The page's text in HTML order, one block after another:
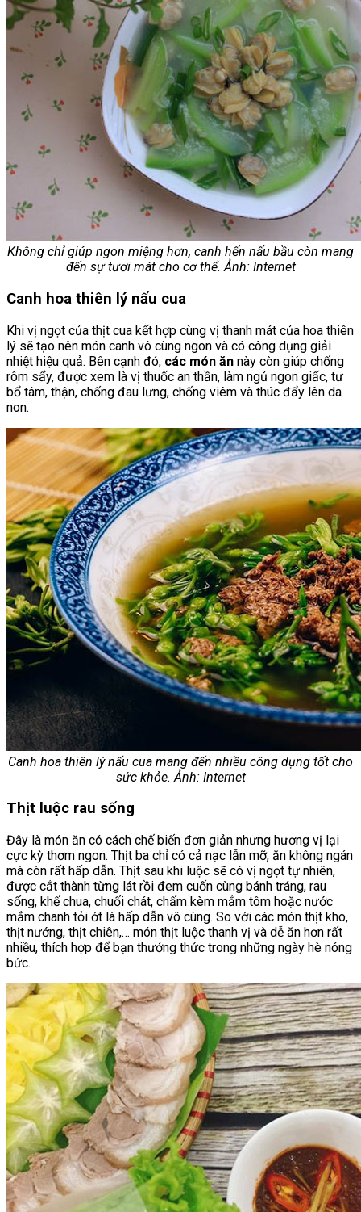
Không chỉ giúp ngon miệng hơn, canh hến nấu bầu còn mang
đến sự tươi mát cho cơ thể. Ảnh: Internet
Canh hoa thiên lý nấu cua
Khi vị ngọt của thịt cua kết hợp cùng vị thanh mát của hoa thiên
lý sẽ tạo nên món canh vô cùng ngon và có công dụng giải
nhiệt hiệu quả. Bên cạnh đó, các món ăn này còn giúp chống
rôm sẩy, được xem là vị thuốc an thần, làm ngủ ngon giấc, tư
bổ tâm, thận, chống đau lưng, chống viêm và thúc đẩy lên da
non.
Canh hoa thiên lý nấu cua mang đến nhiều công dụng tốt cho
sức khỏe. Ảnh: Internet
Thịt luộc rau sống
Đây là món ăn có cách chế biến đơn giản nhưng hương vị lại
cực kỳ thơm ngon. Thịt ba chỉ có cả nạc lẫn mỡ, ăn không ngán
mà còn rất hấp dẫn. Thịt sau khi luộc sẽ có vị ngọt tự nhiên,
được cắt thành từng lát rồi đem cuốn cùng bánh tráng, rau
sống, khế chua, chuối chát, chấm kèm mắm tôm hoặc nước
mắm chanh tỏi ớt là hấp dẫn vô cùng. So với các món thịt kho,
thịt nướng, thịt chiên,… món thịt luộc thanh vị và dễ ăn hơn rất
nhiều, thích hợp để bạn thưởng thức trong những ngày hè nóng
bức.